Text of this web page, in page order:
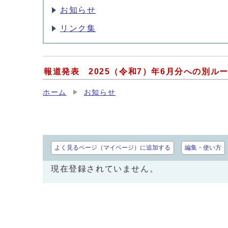
お知らせ
リンク集
報道発表 2025（令和7）年6月分への別ル
ホーム お知らせ
よく見るページ（マイページ）に追加する 編集・使い方
現在登録されていません。